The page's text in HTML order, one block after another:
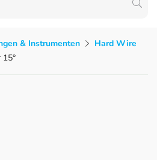
& Instrumenten
Hard Wire